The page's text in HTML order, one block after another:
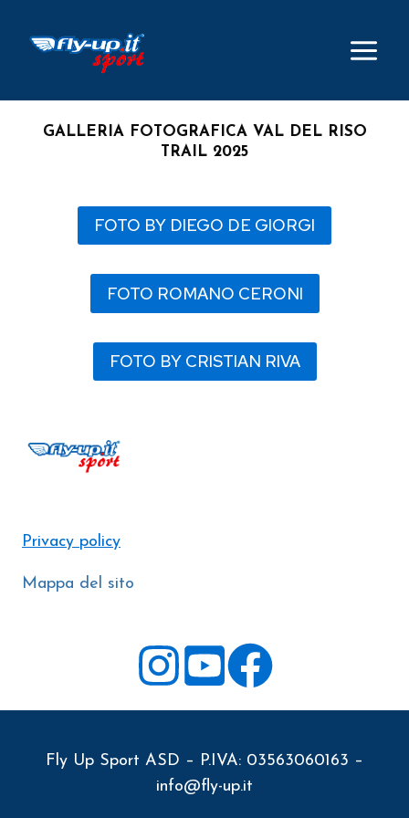
GALLERIA FOTOGRAFICA VAL DEL RISO
TRAIL 2025
FOTO BY DIEGO DE GIORGI
FOTO ROMANO CERONI
FOTO BY CRISTIAN RIVA
Privacy policy
Mappa del sito
Fly Up Sport ASD – P.IVA: 03563060163 –
info@fly-up.it